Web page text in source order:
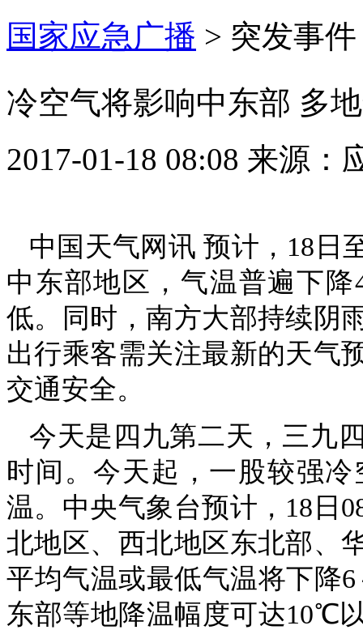
国家应急广播 > 突发事件
冷空气将影响中东部 多
2017-01-18 08:08 来源：
中国天气网讯 预计，18日
中东部地区，气温普遍下
低。同时，南方大部持续阴
出行乘客需关注最新的天气
交通安全。
今天是四九第二天，三九
时间。今天起，一股较强
温。中央气象台预计，18日
北地区、西北地区东北部、
平均气温或最低气温将下降
东部等地降温幅度可达10℃